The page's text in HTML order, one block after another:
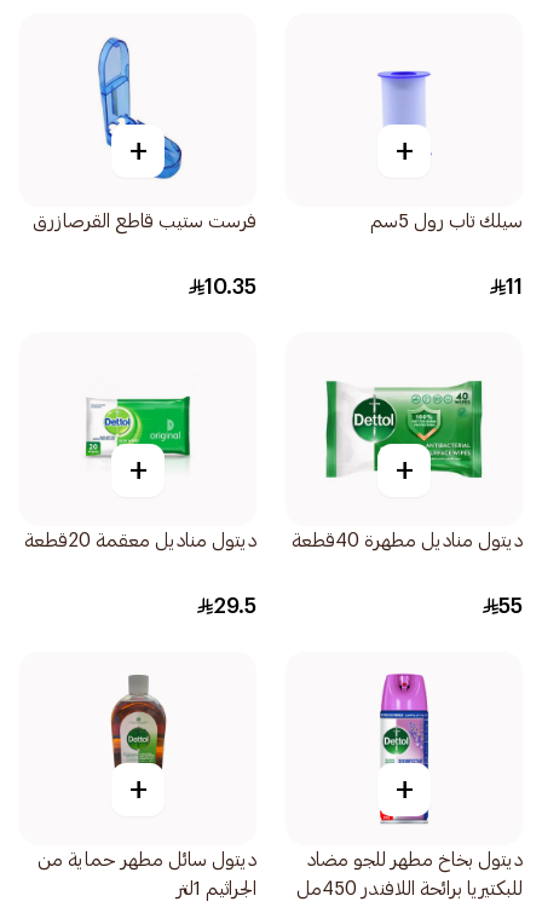
+
سيلك تاب رول 5سم
11
+
فرست ستيب قاطع القرصازرق
10.35
+
ديتول مناديل مطهرة 40قطعة
55
+
ديتول مناديل معقمة 20قطعة
29.5
+
ديتول بخاخ مطهر للجو مضاد
للبكتيريا برائحة اللافندر 450مل
+
ديتول سائل مطهر حماية من
الجراثيم 1لتر